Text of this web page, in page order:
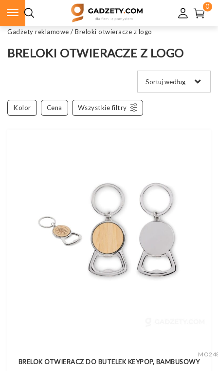
0
Gadżety reklamowe / Breloki otwieracze z logo
BRELOKI OTWIERACZE Z LOGO
Kolor Cena Wszystkie filtry
BRELOK OTWIERACZ DO BUTELEK KEYPOP, BAMBUSOWY